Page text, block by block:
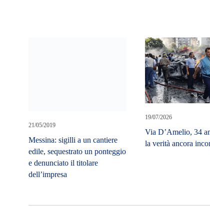
21/05/2019
Messina: sigilli a un cantiere
edile, sequestrato un ponteggio
e denunciato il titolare
dell’impresa
19/07/2026
Via D’Amelio, 34
la verità ancora